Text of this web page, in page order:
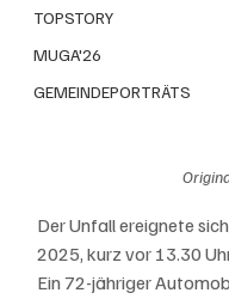
TOPSTORY
MUGA'26
GEMEINDEPORTRÄTS
Der Unfall ereignete
2025, kurz vor 13.30
Ein 72-jähriger